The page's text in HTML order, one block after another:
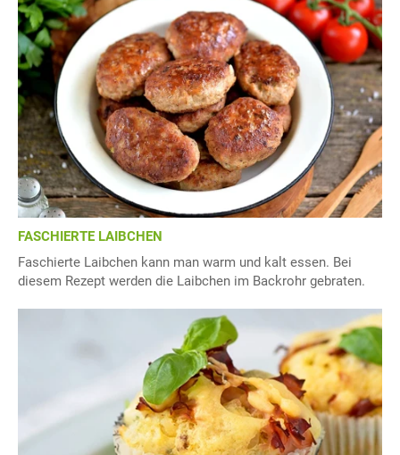
FASCHIERTE LAIBCHEN
Faschierte Laibchen kann man warm und kalt essen. Bei
diesem Rezept werden die Laibchen im Backrohr gebraten.